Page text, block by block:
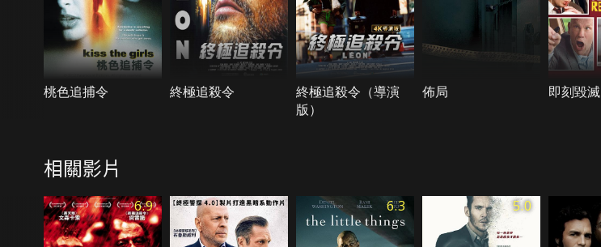
桃色追捕令 終極追殺令
終極追殺令（導演
版）
佈局 即刻毀滅
相關影片
6.9 6.3 5.0